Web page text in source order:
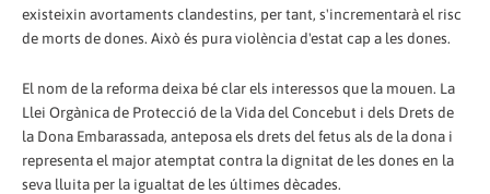
existeixin avortaments clandestins, per tant, s'incrementarà el risc
de morts de dones. Això és pura violència d'estat cap a les dones.
El nom de la reforma deixa bé clar els interessos que la mouen. La
Llei Orgànica de Protecció de la Vida del Concebut i dels Drets de
la Dona Embarassada, anteposa els drets del fetus als de la dona i
representa el major atemptat contra la dignitat de les dones en la
seva lluita per la igualtat de les últimes dècades. ​